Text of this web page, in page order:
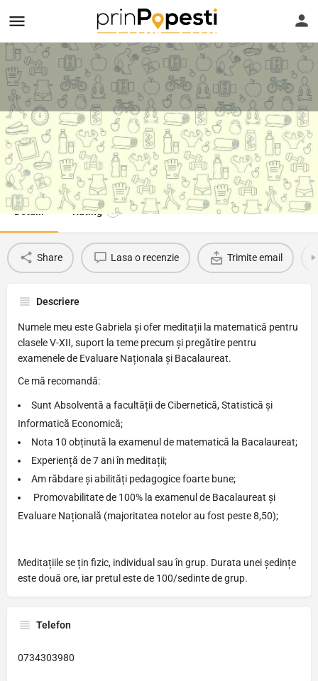
Meditații Matematică - Gabriela
Telefon
0734303980 Suna Favorit
Detalii Rating 0
Share Lasa o recenzie Trimite email
Descriere
Numele meu este Gabriela și ofer meditații la matematică pentru
clasele V-XII, suport la teme precum și pregătire pentru
examenele de Evaluare Naționala și Bacalaureat.
Ce mă recomandă:
Sunt Absolventă a facultății de Cibernetică, Statistică și
Informatică Economică;
Nota 10 obținută la examenul de matematică la Bacalaureat;
Experiență de 7 ani în meditații;
Am răbdare și abilități pedagogice foarte bune;
Promovabilitate de 100% la examenul de Bacalaureat și
Evaluare Națională (majoritatea notelor au fost peste 8,50);
Meditațiile se țin fizic, individual sau în grup. Durata unei ședințe
este două ore, iar pretul este de 100/sedinte de grup.
Telefon
0734303980